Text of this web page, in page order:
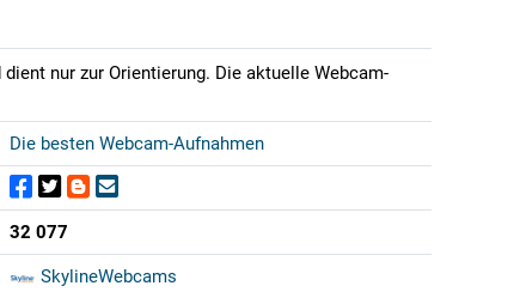
nur zur Orientierung. Die aktuelle Webcam-
Die besten Webcam-Aufnahmen
32 077
SkylineWebcams